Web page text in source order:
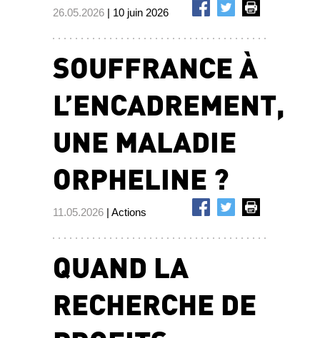
26.05.2026 | 10 juin 2026
SOUFFRANCE À
L’ENCADREMENT,
UNE MALADIE
ORPHELINE ?
11.05.2026 | Actions
QUAND LA
RECHERCHE DE